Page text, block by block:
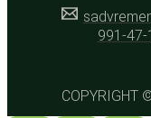
991-47-